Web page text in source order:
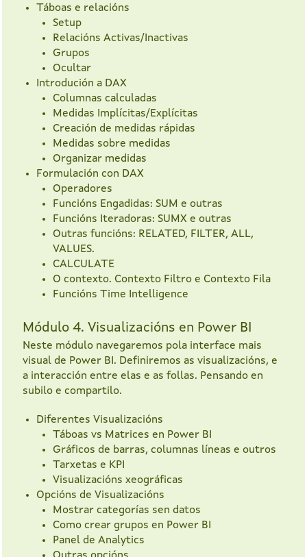
Táboas e relacións
Setup
Relacións Activas/Inactivas
Grupos
Ocultar
Introdución a DAX
Columnas calculadas
Medidas Implícitas/Explícitas
Creación de medidas rápidas
Medidas sobre medidas
Organizar medidas
Formulación con DAX
Operadores
Funcións Engadidas: SUM e outras
Funcións Iteradoras: SUMX e outras
Outras funcións: RELATED, FILTER, ALL,
VALUES.
CALCULATE
O contexto. Contexto Filtro e Contexto Fila
Funcións Time Intelligence
Módulo 4. Visualizacións en Power BI
Neste módulo navegaremos pola interface mais
visual de Power BI. Definiremos as visualizacións, e
a interacción entre elas e as follas. Pensando en
subilo e compartilo.
Diferentes Visualizacións
Táboas vs Matrices en Power BI
Gráficos de barras, columnas líneas e outros
Tarxetas e KPI
Visualizacións xeográficas
Opcións de Visualizacións
Mostrar categorías sen datos
Como crear grupos en Power BI
Panel de Analytics